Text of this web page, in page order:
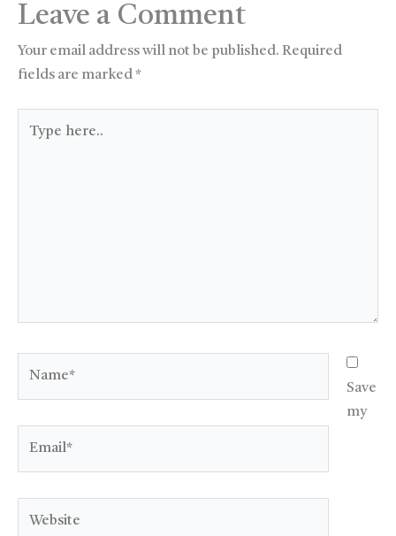
Leave a Comment
Your email address will not be published. Required
fields are marked*
here..
Save
my